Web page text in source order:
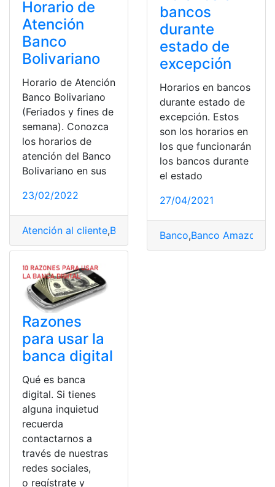
Horario de
Atención
Banco
Bolivariano
Horario de Atención
Banco Bolivariano
(Feriados y fines de
semana). Conozca
los horarios de
atención del Banco
Bolivariano en sus
23/02/2022
Atención al cliente,Banco Bolivariano,Ecuador, feriados
bancos
durante
estado de
excepción
Horarios en bancos
durante estado de
excepción. Estos
son los horarios en
los que funcionarán
los bancos durante
el estado
27/04/2021
Banco,Banco Amazonas
Razones
para usar la
banca digital
Qué es banca
digital. Si tienes
alguna inquietud
recuerda
contactarnos a
través de nuestras
redes sociales,
o regístrate y